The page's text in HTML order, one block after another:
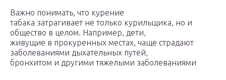
Важно понимать, что курение
табака затрагивает не только курильщика, но и
общество в целом. Например, дети,
живущие в прокуренных местах, чаще страдают
заболеваниями дыхательных путей,
бронхитом и другими тяжелыми заболеваниями